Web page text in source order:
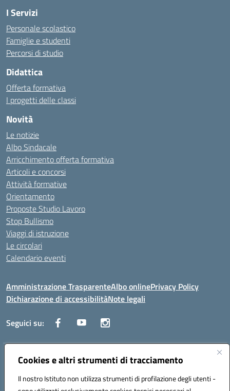
Cookies e altri strumenti di tracciamento
Il nostro Istituto non utilizza strumenti di profilazione degli utenti -
I Servizi
Personale scolastico
Famiglie e studenti
Percorsi di studio
Didattica
Offerta formativa
I progetti delle classi
Novità
Le notizie
Albo Sindacale
Arricchimento offerta formativa
Articoli e concorsi
Attività formative
Orientamento
Proposte Studio Lavoro
Stop Bullismo
Viaggi di istruzione
Le circolari
Calendario eventi
Amministrazione TrasparenteAlbo onlinePrivacy Policy
Dichiarazione di accessibilitàNote legali
Seguici su:
Indirizzo:Corso Fornari, 1 - 70056 Molfetta
Posta elettronica certificata (PEC):BARH04000D@pec.istruzione.it